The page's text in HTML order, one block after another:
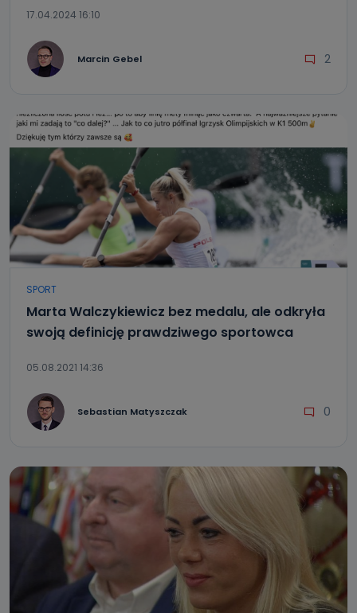
17.04.2024 16:10
Marcin Gebel 2
SPORT
Marta Walczykiewicz bez medalu, ale odkryła
swoją definicję prawdziwego sportowca
05.08.2021 14:36
Sebastian Matyszczak 0